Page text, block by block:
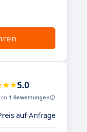
5.0
1 Bewertungen
auf Anfrage